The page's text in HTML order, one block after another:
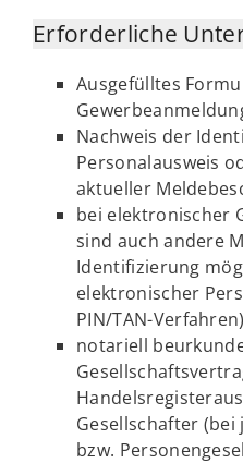
Erforderliche
Ausgefülltes
Nachweis der
Personalausweis
aktueller
bei elektronischer
sind auch andere
Identifizierung
elektronischer
PIN/TAN-
notariell
Gesellschafter
bzw.